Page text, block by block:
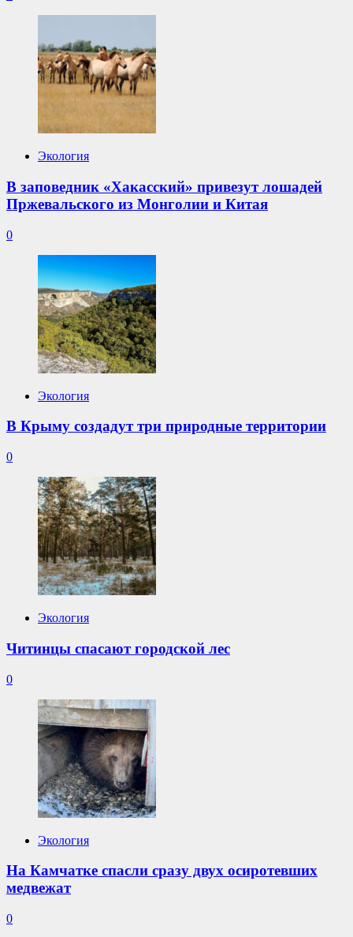
Экология
В заповедник «Хакасский» привезут лошадей
Пржевальского из Монголии и Китая
0
Экология
В Крыму создадут три природные территории
0
Экология
Читинцы спасают городской лес
0
Экология
На Камчатке спасли сразу двух осиротевших
медвежат
0